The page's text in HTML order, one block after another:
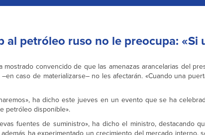
al petróleo ruso no le preocupa: «Si
convencido de que las amenazas arancelarias del
caso de materializarse– no les afectarán. «Cuando una
ha dicho este jueves en un evento que se ha
petróleo disponible».
fuentes de suministro», ha dicho el ministro, destacando